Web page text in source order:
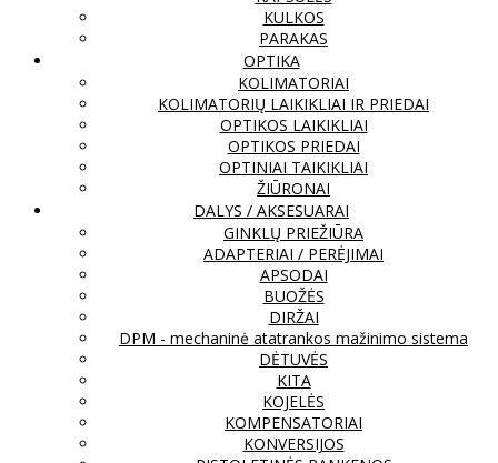
KULKOS
PARAKAS
OPTIKA
KOLIMATORIAI
KOLIMATORIŲ LAIKIKLIAI IR PRIEDAI
OPTIKOS LAIKIKLIAI
OPTIKOS PRIEDAI
OPTINIAI TAIKIKLIAI
ŽIŪRONAI
DALYS / AKSESUARAI
GINKLŲ PRIEŽIŪRA
ADAPTERIAI / PERĖJIMAI
APSODAI
BUOŽĖS
DIRŽAI
DPM - mechaninė atatrankos mažinimo sistema
DĖTUVĖS
KITA
KOJELĖS
KOMPENSATORIAI
KONVERSIJOS